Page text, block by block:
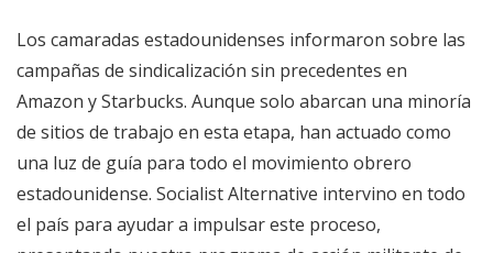
Los camaradas estadounidenses informaron sobre las
campañas de sindicalización sin precedentes en
Amazon y Starbucks. Aunque solo abarcan una minoría
de sitios de trabajo en esta etapa, han actuado como
una luz de guía para todo el movimiento obrero
estadounidense. Socialist Alternative intervino en todo
el país para ayudar a impulsar este proceso,